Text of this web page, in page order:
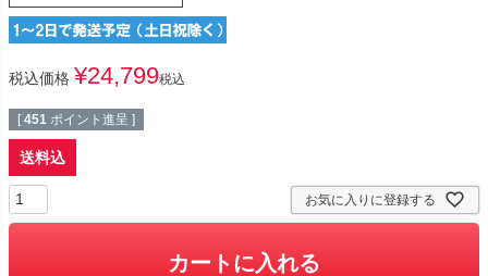
税込価格 ¥24,799税込
[ 451 ポイント進呈 ]
送料込
お気に入りに登録する
カートに入れる